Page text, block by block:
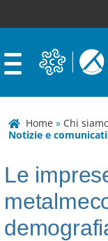
Home » Chi
Notizie e comunicati
Le